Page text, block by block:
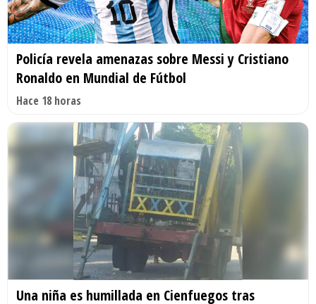
Policía revela amenazas sobre Messi y Cristiano
Ronaldo en Mundial de Fútbol
Hace 18 horas
Una niña es humillada en Cienfuegos tras